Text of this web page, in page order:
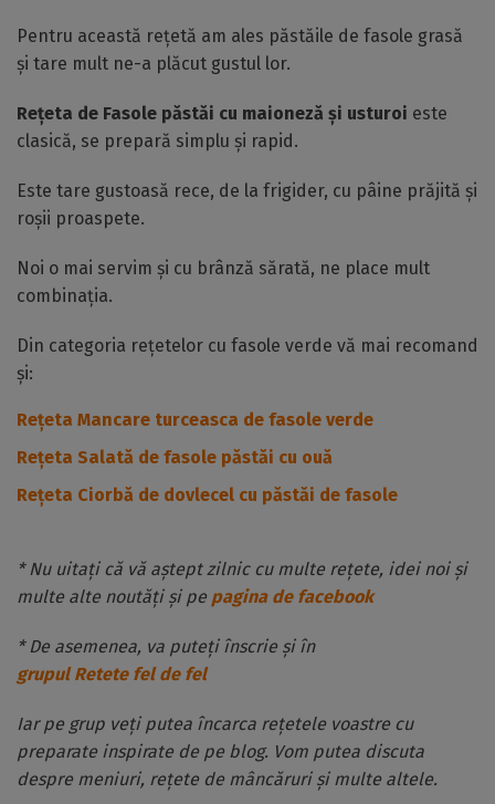
Pentru această rețetă am ales păstăile de fasole grasă
și tare mult ne-a plăcut gustul lor.
Rețeta de Fasole păstăi cu maioneză și usturoi este
clasică, se prepară simplu și rapid.
Este tare gustoasă rece, de la frigider, cu pâine prăjită și
roșii proaspete.
Noi o mai servim și cu brânză sărată, ne place mult
combinația.
Din categoria rețetelor cu fasole verde vă mai recomand
și:
Rețeta Mancare turceasca de fasole verde
Rețeta Salată de fasole păstăi cu ouă
Rețeta Ciorbă de dovlecel cu păstăi de fasole
* Nu uitați că vă aștept zilnic cu multe rețete, idei noi și
multe alte noutăți și pe pagina de facebook
* De asemenea, va puteți înscrie și în
grupul Retete fel de fel
Iar pe grup veți putea încarca rețetele voastre cu
preparate inspirate de pe blog. Vom putea discuta
despre meniuri, rețete de mâncăruri și multe altele.